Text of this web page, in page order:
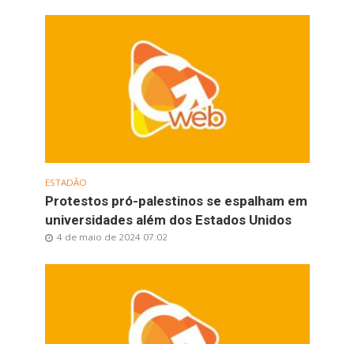
ESTADÃO
Protestos pró-palestinos se espalham em
universidades além dos Estados Unidos
4 de maio de 2024 07:02